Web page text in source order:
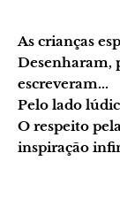
As crianças
Desenharam,
escreveram...
Pelo lado
O respeito
inspiração